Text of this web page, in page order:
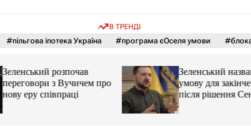
В ТРЕНДІ
#пільгова іпотека Україна #програма єОселя умови
Зеленський розпочав
переговори з Вучичем про
нову еру співпраці
Зеленський
умову для
після рішення